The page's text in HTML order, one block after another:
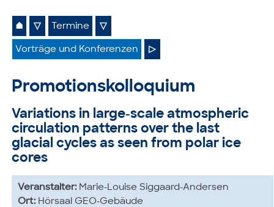
⌂ ▽ Termine ▽
Vorträge und Konferenzen ▷
Promotionskolloquium
Variations in large-scale atmospheric
circulation patterns over the last
glacial cycles as seen from polar ice
cores
Veranstalter: Marie-Louise Siggaard-Andersen
Ort: Hörsaal GEO-Gebäude